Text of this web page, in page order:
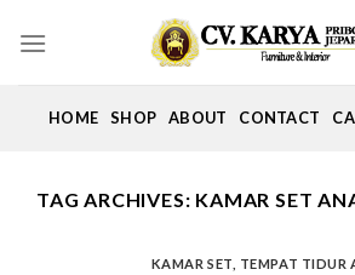
HOME SHOP ABOUT CONTACT
TAG ARCHIVES: KAMAR SET
KAMAR SET TEMPAT TIDUR